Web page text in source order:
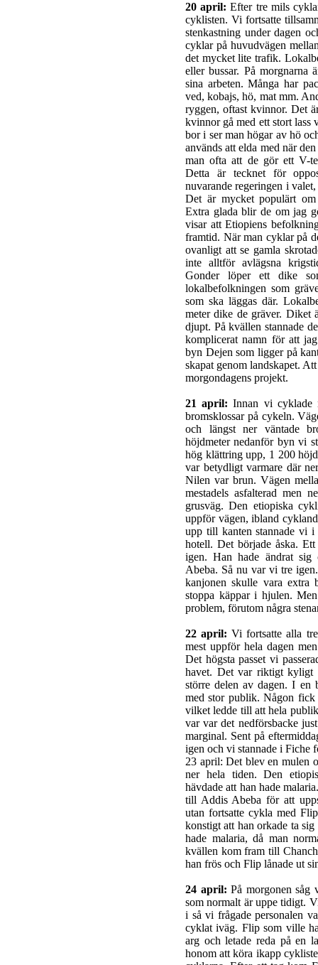
20 april: Efter tre mils
cyklisten. Vi fortsatte
stenkastning under dagen
cyklar på huvudvägen
det mycket lite trafik.
eller bussar. På
sina arbeten. Många har
ved, kobajs, hö, mat mm.
ryggen, oftast kvinnor. Det
kvinnor gå med ett stort
bor i ser man högar av hö
används att elda med när
man ofta att de gör ett V-
Detta är tecknet för
nuvarande regeringen i
Det är mycket populärt
Extra glada blir de om jag
visar att Etiopiens
framtid. När man cyklar på
ovanligt att se gamla
inte alltför avlägsna
Gonder löper ett dike
lokalbefolkningen som
som ska läggas där.
meter dike de gräver. Diket
djupt. På kvällen stannade
komplicerat namn för att
byn Dejen som ligger på
skapat genom landskapet.
morgondagens projekt.
21 april: Innan vi cyklade
bromsklossar på cykeln.
och längst ner väntade
höjdmeter nedanför byn vi
hög klättring upp, 1 200
var betydligt varmare där
Nilen var brun. Vägen
mestadels asfalterad men
grusväg. Den etiopiska
uppför vägen, ibland
upp till kanten stannade vi
hotell. Det började åska.
igen. Han hade ändrat
Abeba. Så nu var vi tre
kanjonen skulle vara extra
stoppa käppar i hjulen.
problem, förutom några
22 april: Vi fortsatte alla
mest uppför hela dagen
Det högsta passet vi
havet. Det var riktigt kyligt
större delen av dagen. I en
med stor publik. Någon fick
vilket ledde till att hela
var var det nedförsbacke
marginal. Sent på
igen och vi stannade i Fiche
23 april: Det blev en mulen
ner hela tiden. Den
hävdade att han hade
till Addis Abeba för att
utan fortsatte cykla med
konstigt att han orkade ta
hade malaria, då man
kvällen kom fram till
han frös och Flip lånade ut
24 april: På morgonen såg
som normalt är uppe tidigt.
i så vi frågade personalen
cyklat iväg. Flip som ville
arg och letade reda på en
honom att köra ikapp